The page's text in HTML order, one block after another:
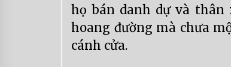
họ bán danh dự và thân
hoang đường mà chưa
cánh cửa.